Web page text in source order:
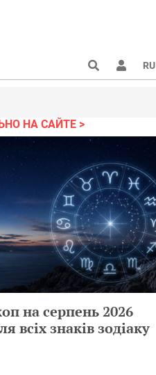
RU
НА САЙТЕ
на серпень 2026
всіх знаків зодіаку